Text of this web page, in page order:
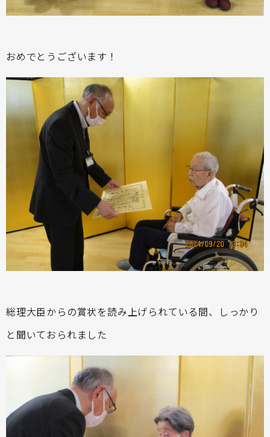
おめでとうございます！
総理大臣からの賞状を読み上げられている間、しっかり
と聞いておられました